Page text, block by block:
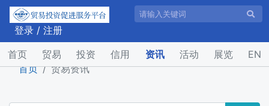
登录 / 注册
首页(current)
贸易 投资 信用 资讯 活动 展览
EN
首页
贸易资讯